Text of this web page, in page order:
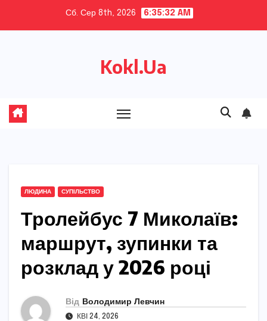
Сб. Сер 8th, 2026 6:35:33 AM
Kokl.Ua
ЛЮДИНА СУПІЛЬСТВО
Тролейбус 7 Миколаїв:
маршрут, зупинки та
розклад у 2026 році
Від Володимир Левчин
КВІ 24, 2026